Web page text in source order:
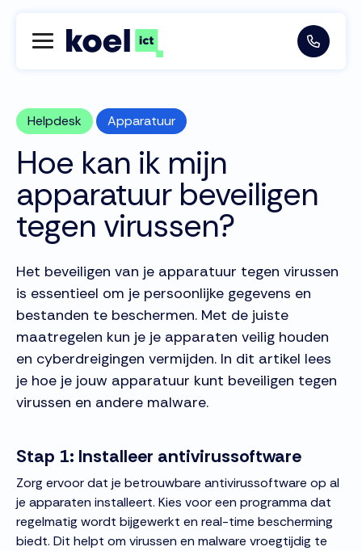
Helpdesk Apparatuur
Hoe kan ik mijn
apparatuur beveiligen
tegen virussen?
Het beveiligen van je apparatuur tegen virussen
is essentieel om je persoonlijke gegevens en
bestanden te beschermen. Met de juiste
maatregelen kun je je apparaten veilig houden
en cyberdreigingen vermijden. In dit artikel lees
je hoe je jouw apparatuur kunt beveiligen tegen
virussen en andere malware.
Stap 1: Installeer antivirussoftware
Zorg ervoor dat je betrouwbare antivirussoftware op al
je apparaten installeert. Kies voor een programma dat
regelmatig wordt bijgewerkt en real-time bescherming
biedt. Dit helpt om virussen en malware vroegtijdig te